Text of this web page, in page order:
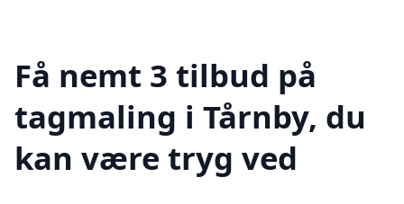
Få nemt 3 tilbud på
tagmaling i Tårnby, du
kan være tryg ved